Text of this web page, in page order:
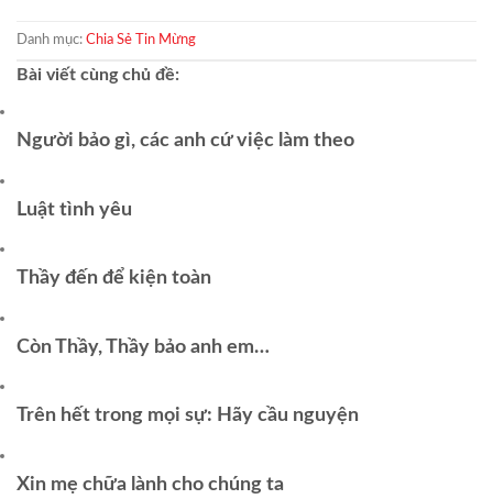
Danh mục: Chia Sẻ Tin Mừng
Bài viết cùng chủ đề:
Người bảo gì, các anh cứ việc làm theo
Luật tình yêu
Thầy đến để kiện toàn
Còn Thầy, Thầy bảo anh em…
Trên hết trong mọi sự: Hãy cầu nguyện
Xin mẹ chữa lành cho chúng ta